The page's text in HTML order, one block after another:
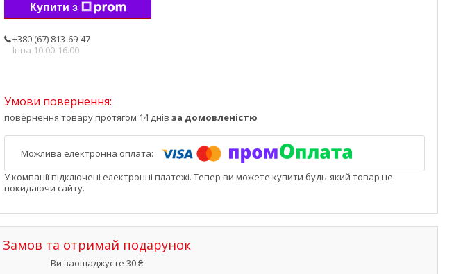
Купити з
+380 (67) 813-69-47
Інна 10.00-16.00
повернення товару протягом 14 днів за домовленістю
У компанії підключені електронні платежі. Тепер ви можете купити будь-який товар не
покидаючи сайту.
Замов та отримай подарунок
Ви заощаджуєте 30 ₴